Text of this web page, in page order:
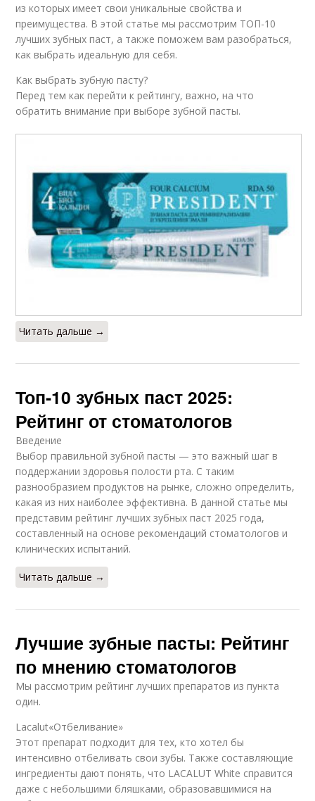
из которых имеет свои уникальные свойства и
преимущества. В этой статье мы рассмотрим ТОП-10
лучших зубных паст, а также поможем вам разобраться,
как выбрать идеальную для себя.
Как выбрать зубную пасту?
Перед тем как перейти к рейтингу, важно, на что
обратить внимание при выборе зубной пасты.
Читать дальше →
Топ-10 зубных паст 2025:
Рейтинг от стоматологов
Введение
Выбор правильной зубной пасты — это важный шаг в
поддержании здоровья полости рта. С таким
разнообразием продуктов на рынке, сложно определить,
какая из них наиболее эффективна. В данной статье мы
представим рейтинг лучших зубных паст 2025 года,
составленный на основе рекомендаций стоматологов и
клинических испытаний.
Читать дальше →
Лучшие зубные пасты: Рейтинг
по мнению стоматологов
Мы рассмотрим рейтинг лучших препаратов из пункта
один.
Lacalut«Отбеливание»
Этот препарат подходит для тех, кто хотел бы
интенсивно отбеливать свои зубы. Также составляющие
ингредиенты дают понять, что LACALUT White справится
даже с небольшими бляшками, образовавшимися на